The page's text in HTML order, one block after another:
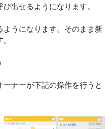
出せるようになります。
うになります。そのまま新
ナーが下記の操作を行うと